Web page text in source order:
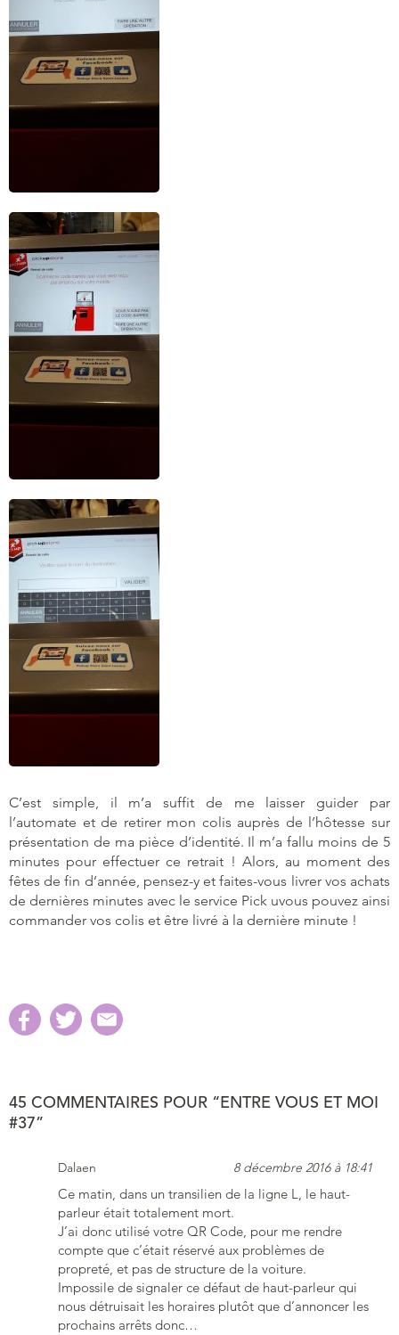
C’est simple, il m’a suffit de me laisser guider par
l’automate et de retirer mon colis auprès de l’hôtesse sur
présentation de ma pièce d’identité. Il m’a fallu moins de 5
minutes pour effectuer ce retrait ! Alors, au moment des
fêtes de fin d’année, pensez-y et faites-vous livrer vos achats
de dernières minutes avec le service Pick uvous pouvez ainsi
commander vos colis et être livré à la dernière minute !
45 COMMENTAIRES POUR “ENTRE VOUS ET MOI
#37”
Dalaen 8 décembre 2016 à 18:41
Ce matin, dans un transilien de la ligne L, le haut-
parleur était totalement mort.
J’ai donc utilisé votre QR Code, pour me rendre
compte que c’était réservé aux problèmes de
propreté, et pas de structure de la voiture.
Impossile de signaler ce défaut de haut-parleur qui
nous détruisait les horaires plutôt que d’annoncer les
prochains arrêts donc…